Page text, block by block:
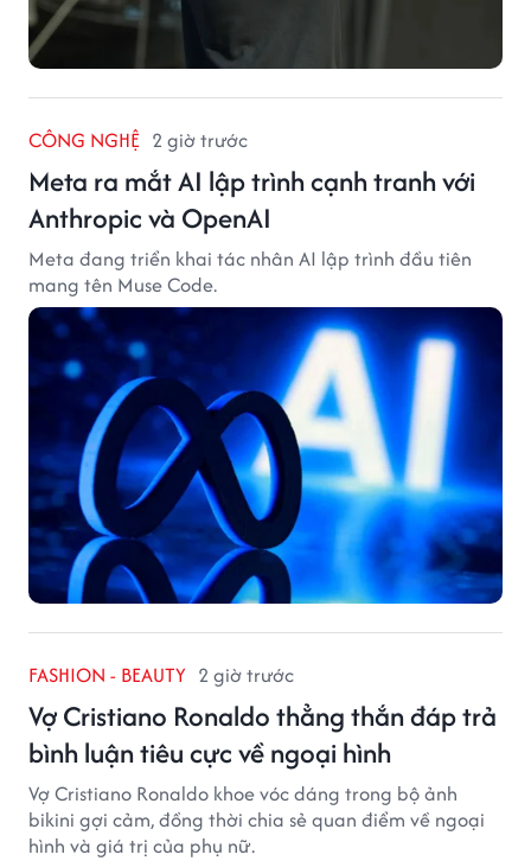
CÔNG NGHỆ 2 giờ trước
Meta ra mắt AI lập trình cạnh tranh với
Anthropic và OpenAI
Meta đang triển khai tác nhân AI lập trình đầu tiên
mang tên Muse Code.
FASHION - BEAUTY 2 giờ trước
Vợ Cristiano Ronaldo thẳng thắn đáp trả
bình luận tiêu cực về ngoại hình
Vợ Cristiano Ronaldo khoe vóc dáng trong bộ ảnh
bikini gợi cảm, đồng thời chia sẻ quan điểm về ngoại
hình và giá trị của phụ nữ.